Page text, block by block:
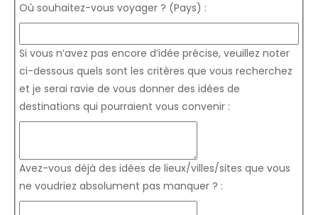
Où souhaitez-vous voyager ? (Pays) :
Si vous n’avez pas encore d’idée précise, veuillez noter
ci-dessous quels sont les critères que vous recherchez
et je serai ravie de vous donner des idées de
destinations qui pourraient vous convenir :
Avez-vous déjà des idées de lieux/villes/sites que vous
ne voudriez absolument pas manquer ? :